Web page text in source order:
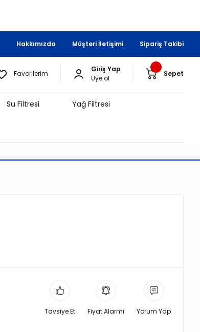
Hakkımızda Müşteri İletişimi Sipariş Takibi
Favorilerim
Giriş Yap
Üye ol
Sepet
Su Filtresi Yağ Filtresi
Tavsiye Et Fiyat Alarmı Yorum Yap